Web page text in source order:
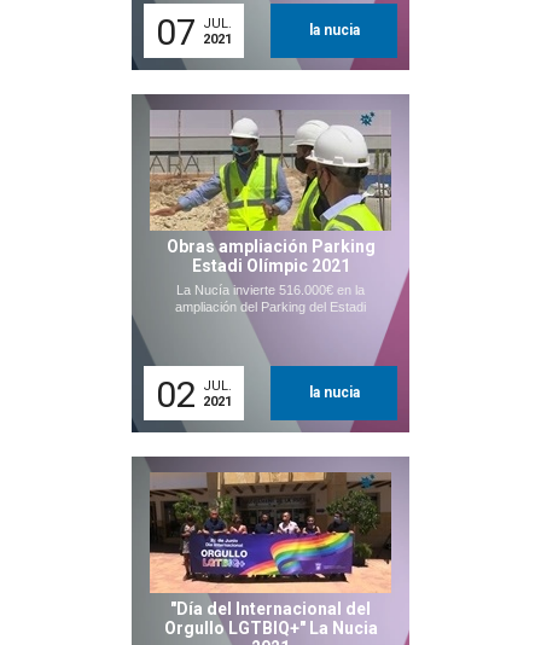
07
JUL.
2021
la nucia
Obras ampliación Parking
Estadi Olímpic 2021
La Nucía invierte 516.000€ en la
ampliación del Parking del Estadi
02
JUL.
2021
la nucia
"Día del Internacional del
Orgullo LGTBIQ+" La Nucia